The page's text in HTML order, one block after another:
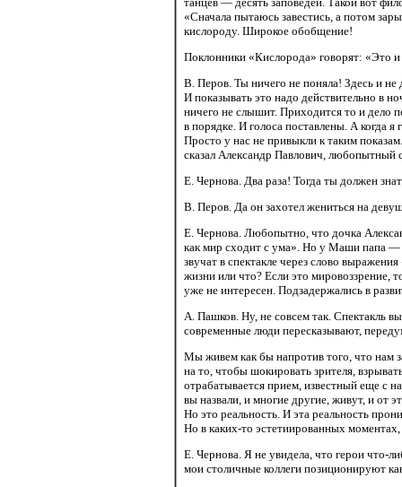
«Сначала пытаюсь завестись, а потом
кислороду. Широкое обобщение!
Поклонники «Кислорода» говорят: «Это и
В. Перов. Ты ничего не поняла! Здесь и не
И показывать это надо действительно в
ничего не слышит. Приходится то и дело
в порядке. И голоса поставлены. А когда
Просто у нас не привыкли к таким
сказал Александр Павлович, любопытный
Е. Чернова. Два раза! Тогда ты должен
В. Перов. Да он захотел жениться на
Е. Чернова. Любопытно, что дочка
как мир сходит с ума». Но у Маши папа —
звучат в спектакле через слово
жизни или что? Если это мировоззрение,
уже не интересен. Подзадержались в
А. Пашков. Ну, не совсем так. Спектакль
современные люди пересказывают,
Мы живем как бы напротив того, что нам
на то, чтобы шокировать зрителя,
отрабатывается прием, известный еще с
вы назвали, и многие другие, живут, и от
Но это реальность. И эта реальность
Но в каких-то эстетиированных
Е. Чернова. Я не увидела, что герои что-
мои столичные коллеги позиционируют